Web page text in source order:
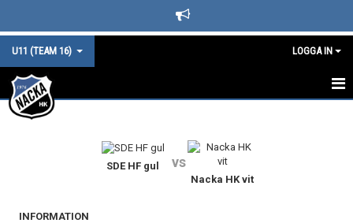
U11 (TEAM 16) LOGGA IN
TEAM 16 STARTSIDA
TRUPPEN & LEDARE
SDE HF gul vs
Nacka HK vit
INFORMATION